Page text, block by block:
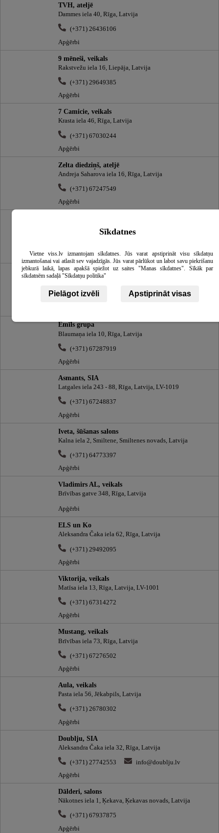
TVH, ateljē
Dammes iela 40, Rīga, Latvija
(+371) 26436106
Apģērbi
9 mēneši, veikals
Rakstvežu iela 16, Liepāja, Latvija
(+371) 29649385
Apģērbi
7 Camicie, veikals
Krasta iela 46, Rīga, Latvija
(+371) 67030244
Apģērbi
Zelta diedziņš, ateljē
Andreja Saharova iela 16, Rīga, Latvija
(+371) 67247549
Apģērbi
Dzirnavu iela 71, Rīga, Latvija
Apģērbi
Imitz Family, veikals
Audēju iela 16 3.st., Rīga, Latvija
(+371) 67018086
Emīls grupa
Blaumaņa iela 10, Rīga, Latvija
(+371) 67287919
Apģērbi
Asmants, SIA
Latgales iela 243 - 88, Rīga, Latvija, LV-1019
(+371) 67248837
Apģērbi
Iveta, šūšanas salons
Kalna iela 2, Smiltene, Smiltenes novads, Latvija
(+371) 64773397
Apģērbi
Vladimirs AL, veikals
Brīvības gatve 348, Rīga, Latvija
Apģērbi
ELS un Ko
Aleksandra Čaka iela 62, Rīga, Latvija
(+371) 29492095
Apģērbi
Viktorija, veikals
Matīsa iela 13, Rīga, Latvija, LV-1001
(+371) 67314272
Apģērbi
Mustang, veikals
Brīvības iela 73, Rīga, Latvija
(+371) 67276502
Apģērbi
Aula, veikals
Pasta iela 56, Jēkabpils, Latvija
(+371) 26780302
Apģērbi
Doublju, SIA
Aleksandra Čaka iela 32, Rīga, Latvija
(+371) 27742553
info@doublju.lv
Apģērbi
Dālderi, salons
Nākotnes iela 1, Ķekava, Ķekavas novads, Latvija
(+371) 67937875
Apģērbi
Sīkdatnes
Vietne viss.lv izmantojam sīkdatnes. Jūs varat apstiprināt visu sīkdatņu
izmantošanai vai atlasīt sev vajadzīgās. Jūs varat pārlūkot un labot savu piekrišanu
jebkurā laikā, lapas apakšā spiežot uz saites "Manas sīkdatnes". Sīkāk par
sīkdatnēm sadaļā "Sīkdatņu politika"
Pielāgot izvēli Apstiprināt visas